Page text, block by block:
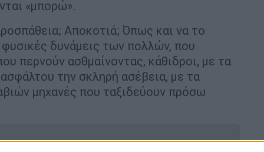
«μπορώ».
Αποκοτιά; Όπως και να το
δυνάμεις των πολλών, που
περνούν ασθμαίνοντας, κάθιδροι, με τα
την σκληρή ασέβεια, με τα
μηχανές που ταξιδεύουν πρόσω